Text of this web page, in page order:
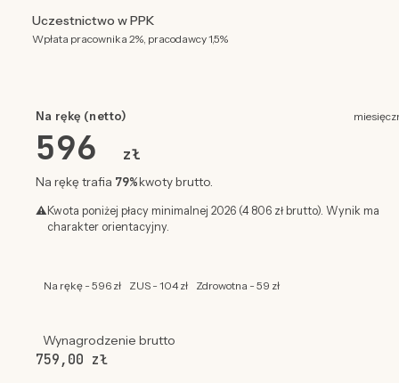
Uczestnictwo w PPK
Wpłata pracownika 2%, pracodawcy 1,5%
Na rękę (netto)
596 zł
Na rękę trafia 79%kwoty brutto.
⚠ Kwota poniżej płacy minimalnej 2026 (4 806 zł brutto). Wynik ma
charakter orientacyjny.
Na rękę - 596 zł ZUS - 104 zł Zdrowotna - 59 zł
Wynagrodzenie brutto
759,00 zł